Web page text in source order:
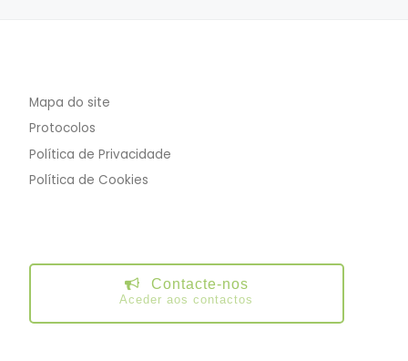
Mapa do site
Protocolos
Política de Privacidade
Política de Cookies
Contacte-nos
Aceder aos contactos